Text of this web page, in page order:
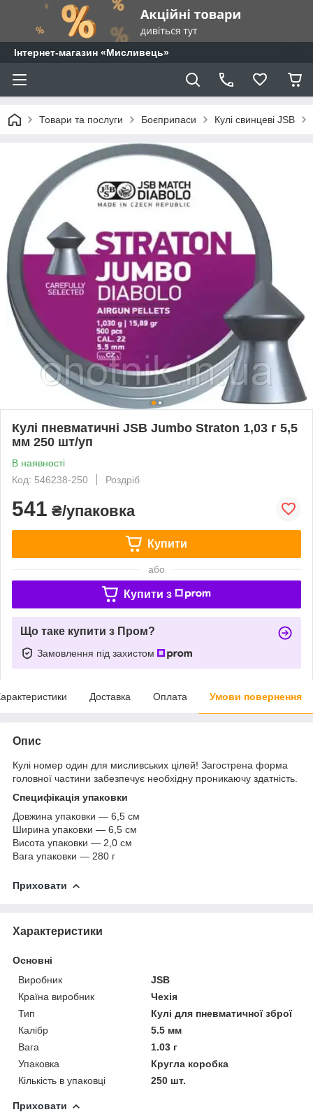
⁨Інтернет-магазин «Мисливець»
Товари та послуги Боєприпаси Кулі свинцеві JSB
Кулі пневматичні JSB Jumbo Straton 1,03 г 5,5
мм 250 шт/уп
В наявності
Код: 546238-250
Роздріб
541 ₴/упаковка
Купити
або
Купити з
Що таке купити з Пром?
Замовлення під захистом
Доставка Оплата Умови повернення
Опис
Кулі номер один для мисливських цілей! Загострена форма
головної частини забезпечує необхідну проникаючу здатність.
Специфікація упаковки
Довжина упаковки — 6,5 см
Ширина упаковки — 6,5 см
Висота упаковки — 2,0 см
Вага упаковки — 280 г
Приховати
Характеристики
Основні
Виробник
JSB
Країна виробник
Чехія
Тип
Кулі для пневматичної зброї
Калібр
5.5 мм
Вага
1.03 г
Упаковка
Кругла коробка
Кількість в упаковці
250 шт.
Приховати